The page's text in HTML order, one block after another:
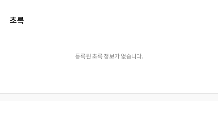
초록
등록된 초록 정보가 없습니다.